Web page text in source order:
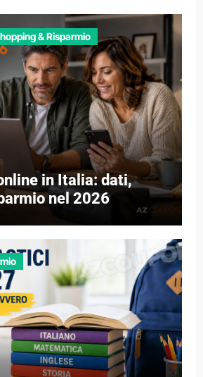
& Risparmio
in Italia: dati,
nel 2026